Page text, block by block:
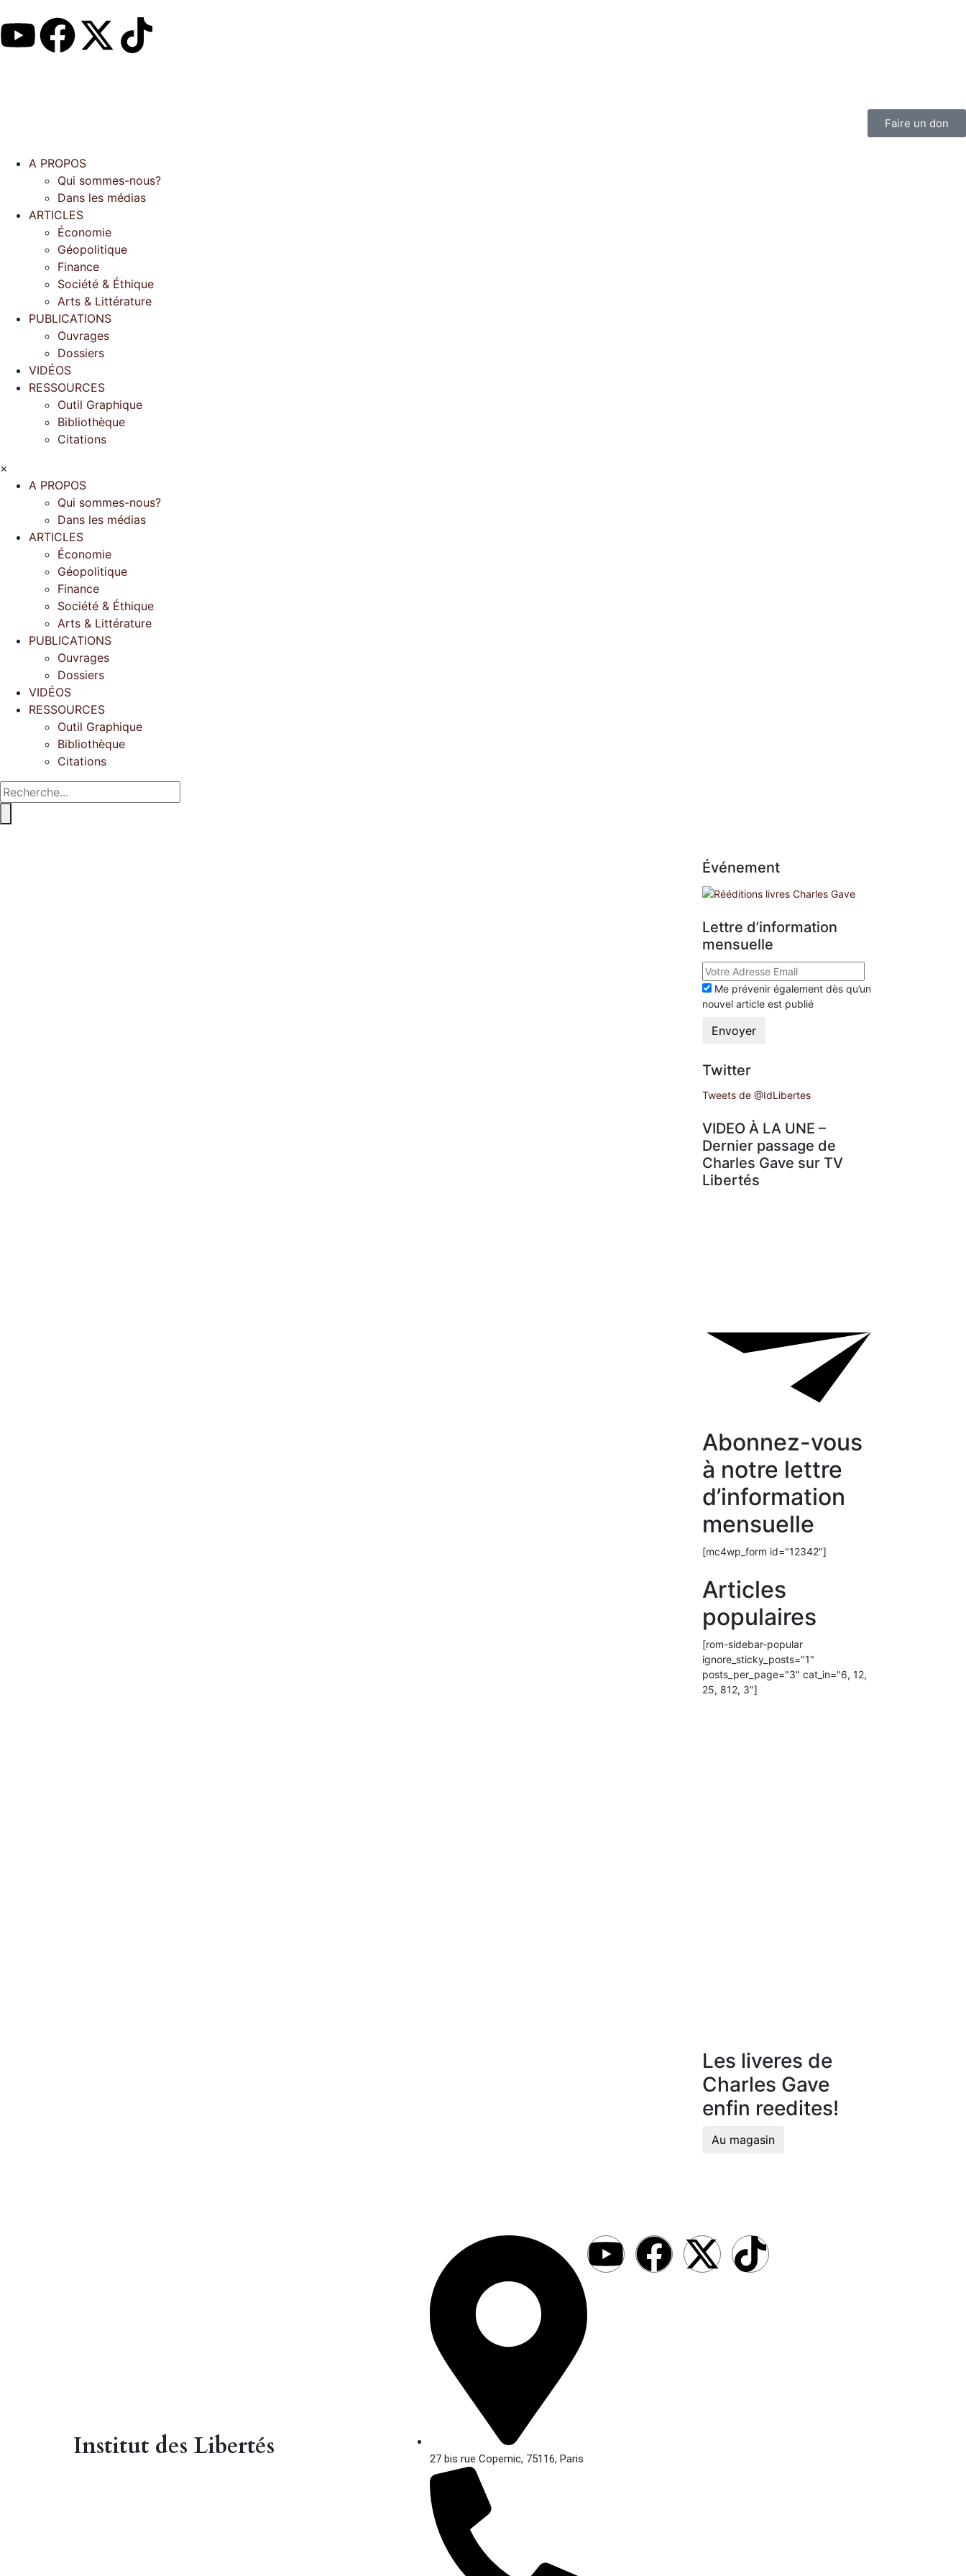
Faire un don
A PROPOS
Qui sommes-nous?
Dans les médias
ARTICLES
Économie
Géopolitique
Finance
Société & Éthique
Arts & Littérature
PUBLICATIONS
Ouvrages
Dossiers
VIDÉOS
RESSOURCES
Outil Graphique
Bibliothèque
Citations
×
A PROPOS
Qui sommes-nous?
Dans les médias
ARTICLES
Économie
Géopolitique
Finance
Société & Éthique
Arts & Littérature
PUBLICATIONS
Ouvrages
Dossiers
VIDÉOS
RESSOURCES
Outil Graphique
Bibliothèque
Citations
Événement
Lettre d’information
mensuelle
Me prévenir également dès qu’un
nouvel article est publié
Envoyer
Twitter
Tweets de @IdLibertes
VIDEO À LA UNE –
Dernier passage de
Charles Gave sur TV
Libertés
Abonnez-vous
à notre lettre
d’information
mensuelle
[mc4wp_form id="12342"]
Articles
populaires
[rom-sidebar-popular
ignore_sticky_posts="1"
posts_per_page="3" cat_in="6, 12,
25, 812, 3"]
Les liveres de
Charles Gave
enfin reedites!
Au magasin
Institut des Libertés 27 bis rue Copernic, 75116, Paris